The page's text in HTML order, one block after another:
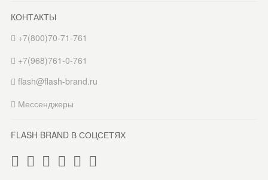
КОНТАКТЫ
+7(800)70-71-761
+7(968)761-0-761
flash@flash-brand.ru
Мессенджеры
FLASH BRAND В СОЦСЕТЯХ